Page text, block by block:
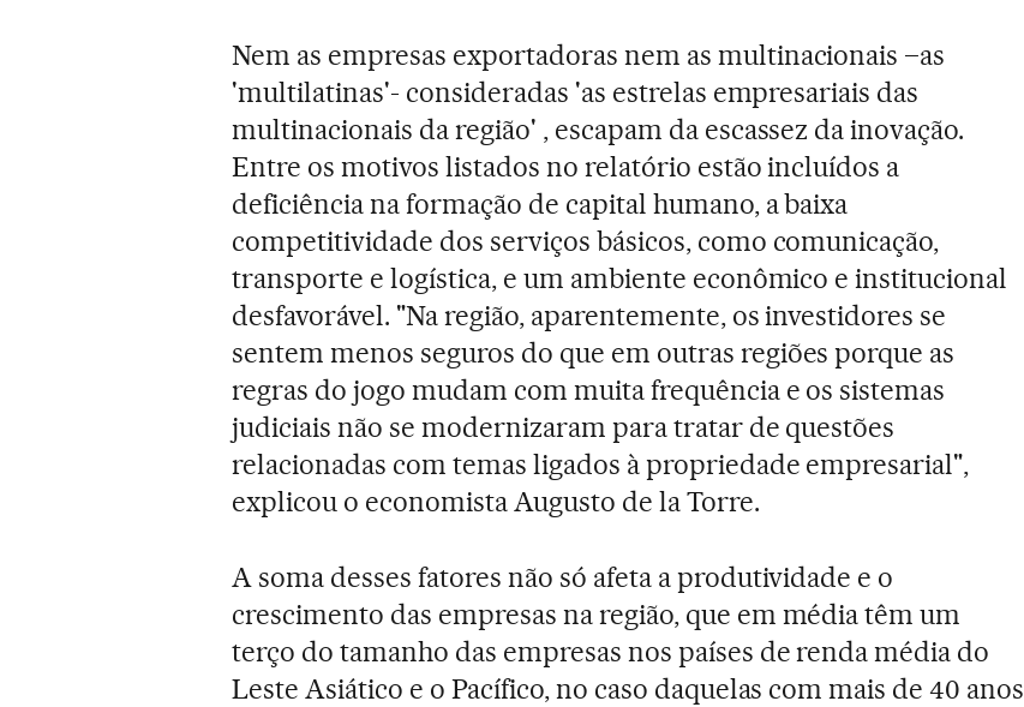
Nem as empresas exportadoras nem as multinacionais –as
'multilatinas'- consideradas 'as estrelas empresariais das
multinacionais da região' , escapam da escassez da inovação.
Entre os motivos listados no relatório estão incluídos a
deficiência na formação de capital humano, a baixa
competitividade dos serviços básicos, como comunicação,
transporte e logística, e um ambiente econômico e institucional
desfavorável. "Na região, aparentemente, os investidores se
sentem menos seguros do que em outras regiões porque as
regras do jogo mudam com muita frequência e os sistemas
judiciais não se modernizaram para tratar de questões
relacionadas com temas ligados à propriedade empresarial",
explicou o economista Augusto de la Torre.
A soma desses fatores não só afeta a produtividade e o
crescimento das empresas na região, que em média têm um
terço do tamanho das empresas nos países de renda média do
Leste Asiático e o Pacífico, no caso daquelas com mais de 40 anos